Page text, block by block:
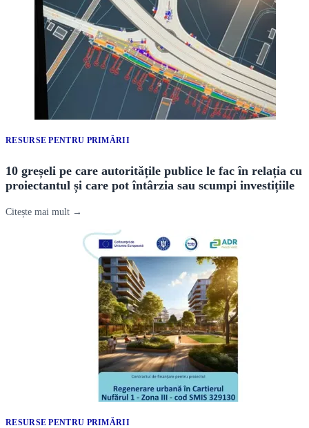
RESURSE PENTRU PRIMĂRII
10 greșeli pe care autoritățile publice le fac în relația cu
proiectantul și care pot întârzia sau scumpi investițiile
Citește mai mult →
RESURSE PENTRU PRIMĂRII